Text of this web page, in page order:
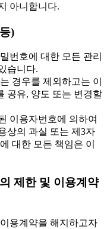
아니합니다.
)
번호에 대한 모든 관리
습니다.
경우를 제외하고는 이
공유, 양도 또는 변경할
이용자번호에 의하여
상의 과실 또는 제3자
대한 모든 책임은 이
제한 및 이용계약
용계약을 해지하고자